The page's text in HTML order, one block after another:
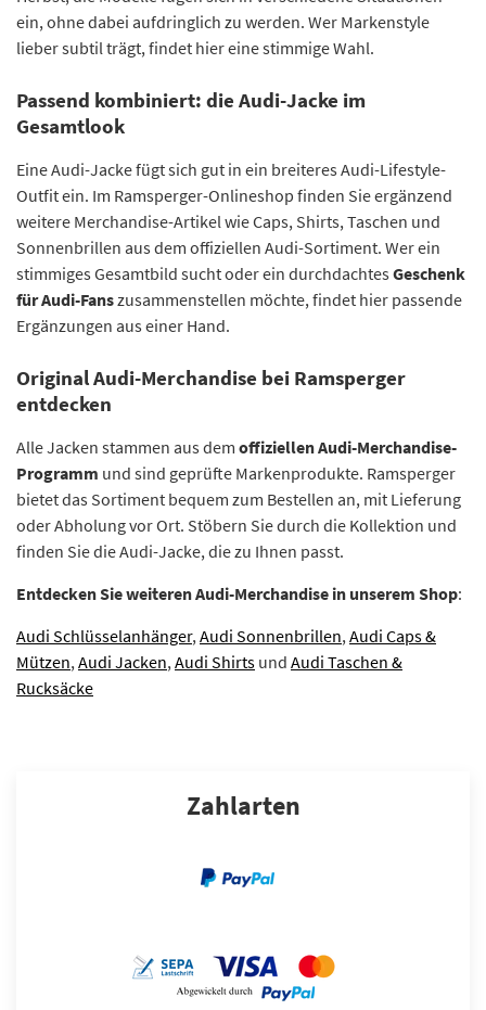
ein, ohne dabei aufdringlich zu werden. Wer Markenstyle
lieber subtil trägt, findet hier eine stimmige Wahl.
Passend kombiniert: die Audi-Jacke im
Gesamtlook
Eine Audi-Jacke fügt sich gut in ein breiteres Audi-Lifestyle-
Outfit ein. Im Ramsperger-Onlineshop finden Sie ergänzend
weitere Merchandise-Artikel wie Caps, Shirts, Taschen und
Sonnenbrillen aus dem offiziellen Audi-Sortiment. Wer ein
stimmiges Gesamtbild sucht oder ein durchdachtesGeschenk
für Audi-Fanszusammenstellen möchte, findet hier passende
Ergänzungen aus einer Hand.
Original Audi-Merchandise bei Ramsperger
entdecken
Alle Jacken stammen aus dem offiziellen Audi-Merchandise-
Programm und sind geprüfte Markenprodukte. Ramsperger
bietet das Sortiment bequem zum Bestellen an, mit Lieferung
oder Abholung vor Ort. Stöbern Sie durch die Kollektion und
finden Sie die Audi-Jacke, die zu Ihnen passt.
Entdecken Sie weiteren Audi-Merchandise in unserem Shop:
Audi Schlüsselanhänger,Audi Sonnenbrillen,Audi Caps &
Mützen,Audi Jacken,Audi Shirts und Audi Taschen &
Rucksäcke
Zahlarten